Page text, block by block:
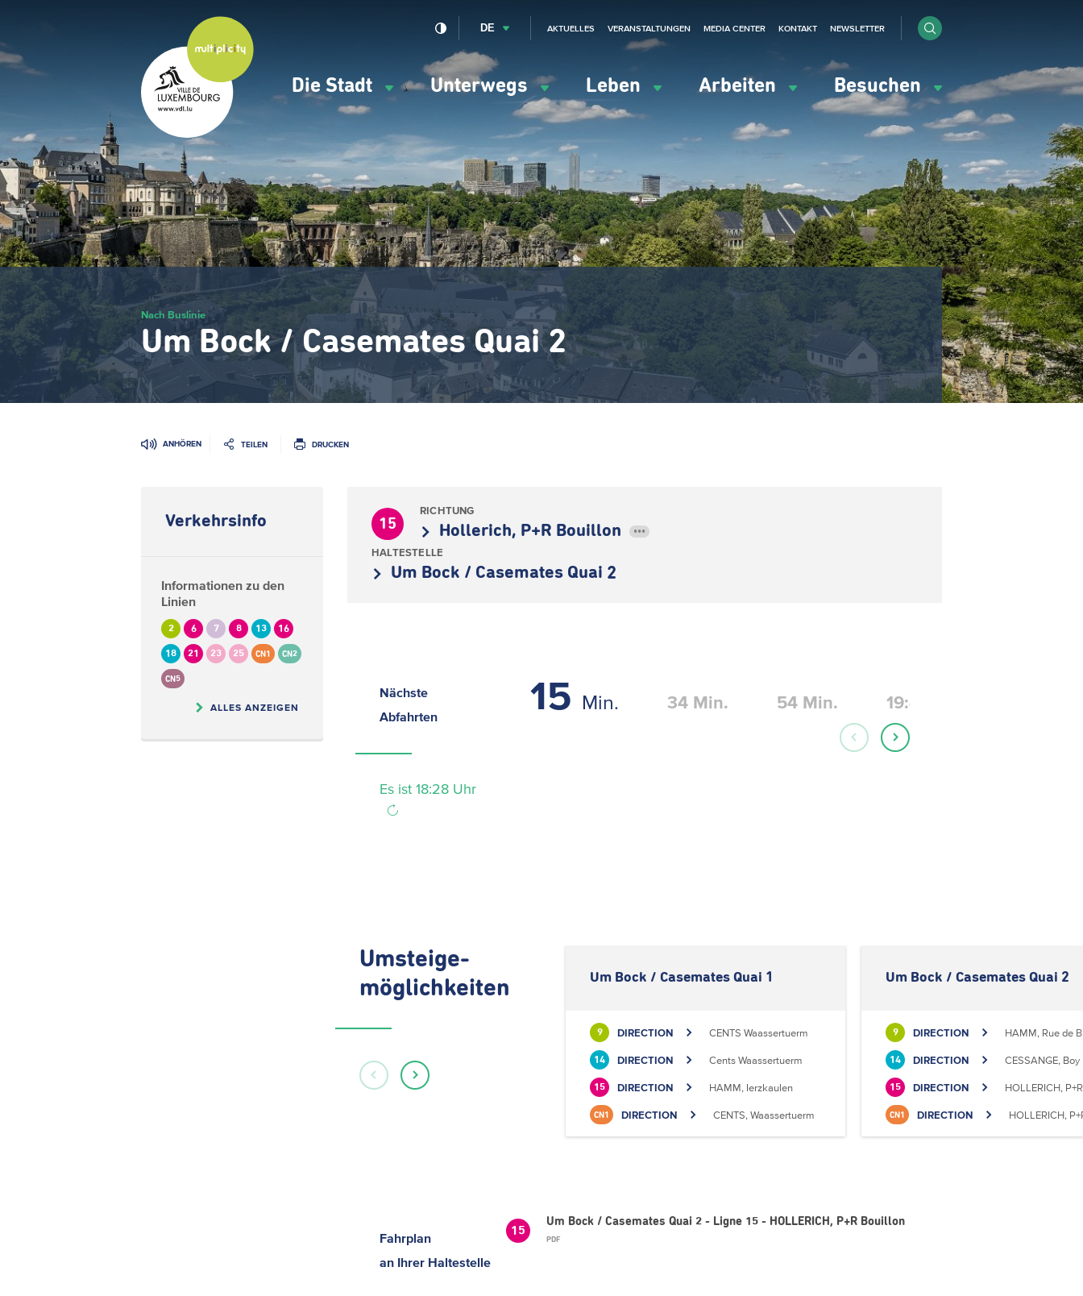
gehen
Navigation
principale
Die Stadt Unterwegs Leben Arbeiten Besuchen
DE AKTUELLES VERANSTALTUNGEN MEDIA CENTER KONTAKT NEWSLETTER
Nach Buslinie
Um Bock / Casemates Quai 2
ANHÖREN TEILEN DRUCKEN
Verkehrsinfo
Informationen zu den
Linien
2 6 7 8 13 16
18 21 23 25 CN1 CN2
CN5
ALLES ANZEIGEN
15
RICHTUNG
Hollerich, P+R Bouillon •••
HALTESTELLE
Um Bock / Casemates Quai 2
Nächste
Abfahrten
Es ist 18:28 Uhr
15 Min. 34 Min. 54 Min. 19:43
Umsteige-
möglichkeiten
Um Bock / Casemates Quai 1
9 DIRECTION CENTS Waassertuerm
14 DIRECTION Cents Waassertuerm
15 DIRECTION HAMM, Ierzkaulen
CN1 DIRECTION CENTS, Waassertuerm
Um Bock / Casemates Quai 2
9 DIRECTION HAMM, Rue de
14 DIRECTION CESSANGE, Boy
15 DIRECTION HOLLERICH,
CN1 DIRECTION HOLLERICH,
Fahrplan
an Ihrer Haltestelle
15
Um Bock / Casemates Quai 2 - Ligne 15 - HOLLERICH, P+R Bouillon
PDF